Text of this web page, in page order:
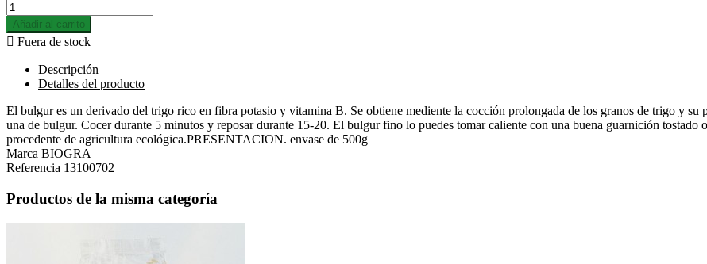
Añadir al carrito
 Fuera de stock
Descripción
Detalles del producto
El bulgur es un derivado del trigo rico en fibra potasio y vitamina B. Se obtiene mediente la cocción prolongada de los granos de trigo y su
una de bulgur. Cocer durante 5 minutos y reposar durante 15-20. El bulgur fino lo puedes tomar caliente con una buena guarnición
procedente de agricultura ecológica.PRESENTACION. envase de 500g
Marca BIOGRA
Referencia 13100702
Productos de la misma categoría